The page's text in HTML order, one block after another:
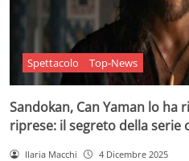
Spettacolo Top-News
Sandokan, Can Yaman lo ha
riprese: il segreto della serie
Ilaria Macchi 4 Dicembre 2025